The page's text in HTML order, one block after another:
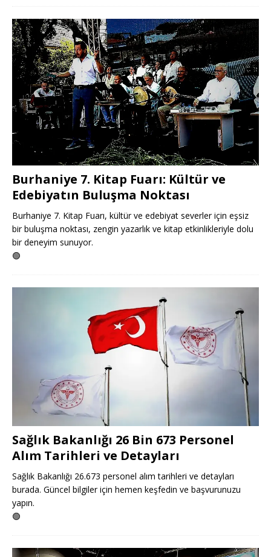
Burhaniye 7. Kitap Fuarı: Kültür ve
Edebiyatın Buluşma Noktası
Burhaniye 7. Kitap Fuarı, kültür ve edebiyat severler için eşsiz
bir buluşma noktası, zengin yazarlık ve kitap etkinlikleriyle dolu
bir deneyim sunuyor.
🟢
Sağlık Bakanlığı 26 Bin 673 Personel
Alım Tarihleri ve Detayları
Sağlık Bakanlığı 26.673 personel alım tarihleri ve detayları
burada. Güncel bilgiler için hemen keşfedin ve başvurunuzu
yapın.
🟢